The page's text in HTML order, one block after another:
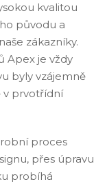
kvalitou
původu a
zákazníky.
Apex je vždy
byly vzájemně
v prvotřídní
proces
přes úpravu
probíhá